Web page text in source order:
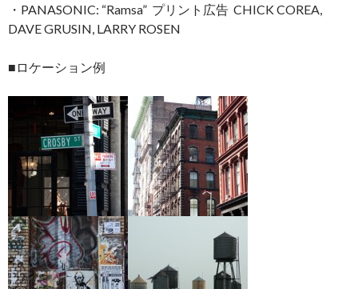
・PANASONIC: “Ramsa” プリント広告 CHICK COREA,
DAVE GRUSIN, LARRY ROSEN
■ロケーション例